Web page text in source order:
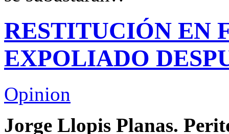
RESTITUCIÓN EN
EXPOLIADO
Opinion
Jorge Llopis Planas.